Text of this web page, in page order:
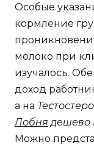
Особые
кормление
молоко при
изучалось.
доход
а на
Лобня дешево
Можно